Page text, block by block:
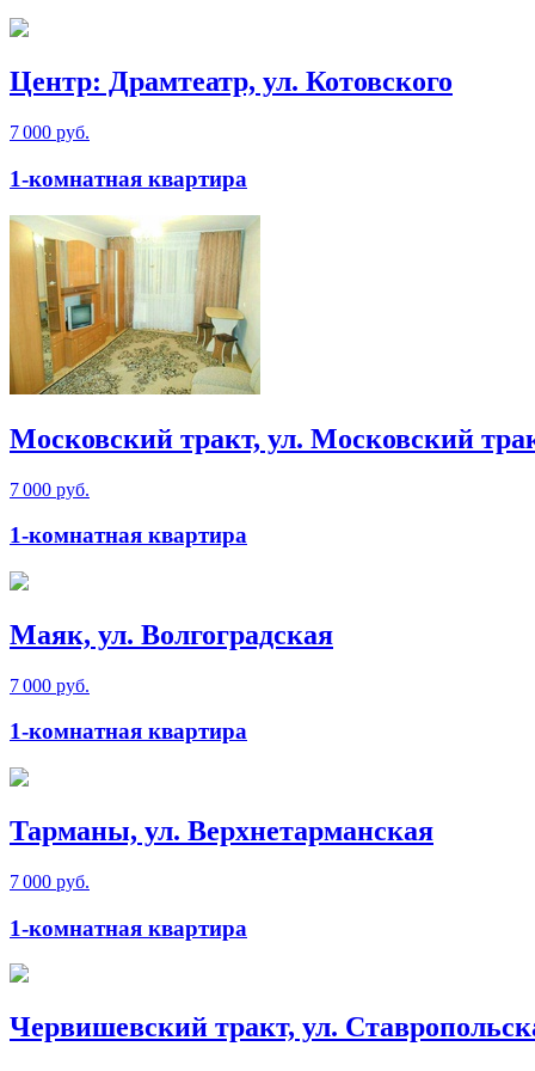
Центр: Драмтеатр, ул. Котовского
7 000 руб.
1-комнатная квартира
Московский тракт, ул. Московский
7 000 руб.
1-комнатная квартира
Маяк, ул. Волгоградская
7 000 руб.
1-комнатная квартира
Тарманы, ул. Верхнетарманская
7 000 руб.
1-комнатная квартира
Червишевский тракт, ул.